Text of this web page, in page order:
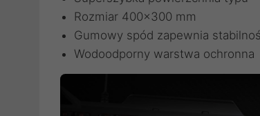
Rozmiar 400x300 mm
Gumowy spód zapewnia
Wodoodporny warstwa ochronna